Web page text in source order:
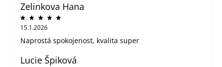
Zelinkova Hana
15.1.2026
Naprostá spokojenost, kvalita super
Lucie Špiková